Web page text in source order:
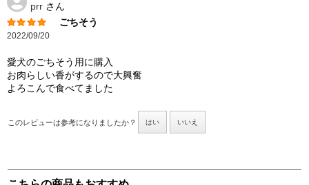
prr さん
ごちそう
2022/09/20
愛犬のごちそう用に購入
お肉らしい香がするので大興奮
よろこんで食べてました
このレビューは参考になりましたか？ はい いいえ